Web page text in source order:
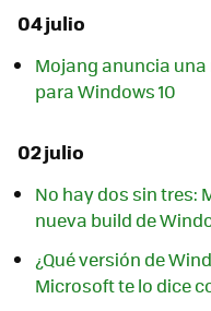
04 julio
Mojang anuncia
para Windows 10
02 julio
No hay dos sin tres:
nueva build de
¿Qué versión de
Microsoft te lo dice